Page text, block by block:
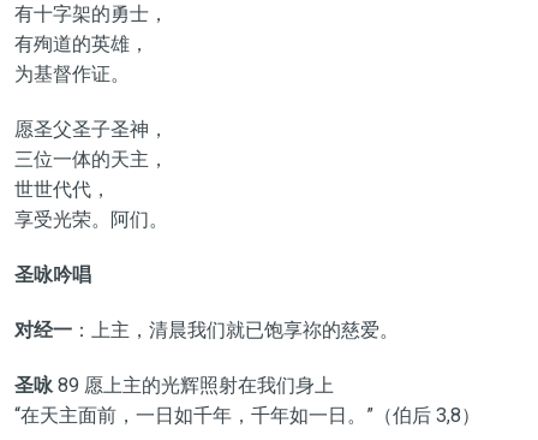
有十字架的勇士，
有殉道的英雄，
为基督作证。
愿圣父圣子圣神，
三位一体的天主，
世世代代，
享受光荣。阿们。
圣咏吟唱
对经一：上主，清晨我们就已饱享祢的慈爱。
圣咏 89 愿上主的光辉照射在我们身上
“在天主面前，一日如千年，千年如一日。”（伯后 3,8）